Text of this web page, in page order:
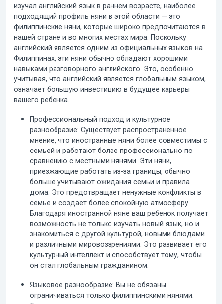
изучал английский язык в раннем возрасте, наиболее
подходящий профиль няни в этой области — это
филиппинские няни, которые широко предпочитаются в
нашей стране и во многих местах мира. Поскольку
английский является одним из официальных языков на
Филиппинах, эти няни обычно обладают хорошими
навыками разговорного английского. Это, особенно
учитывая, что английский является глобальным языком,
означает большую инвестицию в будущее карьеры
вашего ребенка.
Профессиональный подход и культурное
разнообразие: Существует распространенное
мнение, что иностранные няни более совместимы с
семьей и работают более профессионально по
сравнению с местными нянями. Эти няни,
приезжающие работать из-за границы, обычно
больше учитывают ожидания семьи и правила
дома. Это предотвращает ненужные конфликты в
семье и создает более спокойную атмосферу.
Благодаря иностранной няне ваш ребенок получает
возможность не только изучать новый язык, но и
знакомиться с другой культурой, новыми блюдами
и различными мировоззрениями. Это развивает его
культурный интеллект и способствует тому, чтобы
он стал глобальным гражданином.
Языковое разнообразие: Вы не обязаны
ограничиваться только филиппинскими нянями.